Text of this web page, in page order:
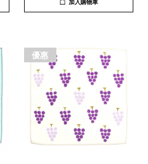
加入購物車
優惠